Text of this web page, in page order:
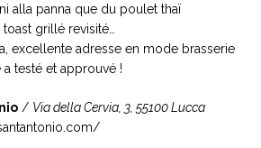
alla panna que du poulet thaï
grillé revisité…
excellente adresse en mode brasserie
a testé et approuvé !
/ Via della Cervia, 3, 55100 Lucca